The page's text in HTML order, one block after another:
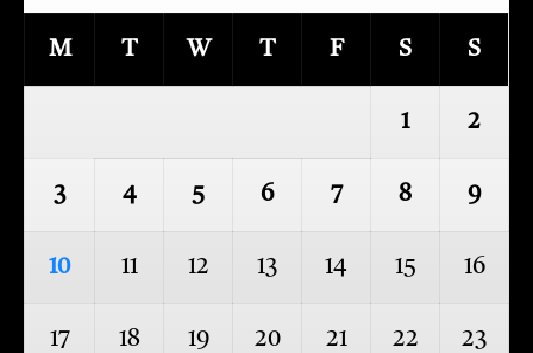
M T W T F S S
1 2
3 4 5 6 7 8 9
10 11 12 13 14 15 16
17 18 19 20 21 22 23